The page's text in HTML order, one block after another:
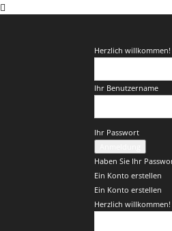
Herzlich willkommen!
Ihr Benutzername
Ihr Passwort
Haben Sie Ihr
Ein Konto erstellen
Ein Konto erstellen
Herzlich